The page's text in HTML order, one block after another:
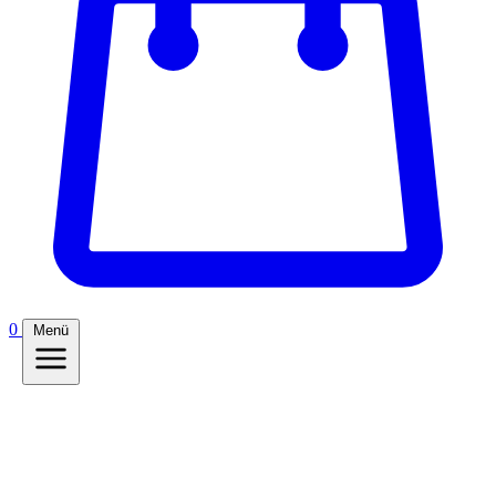
0 Menü